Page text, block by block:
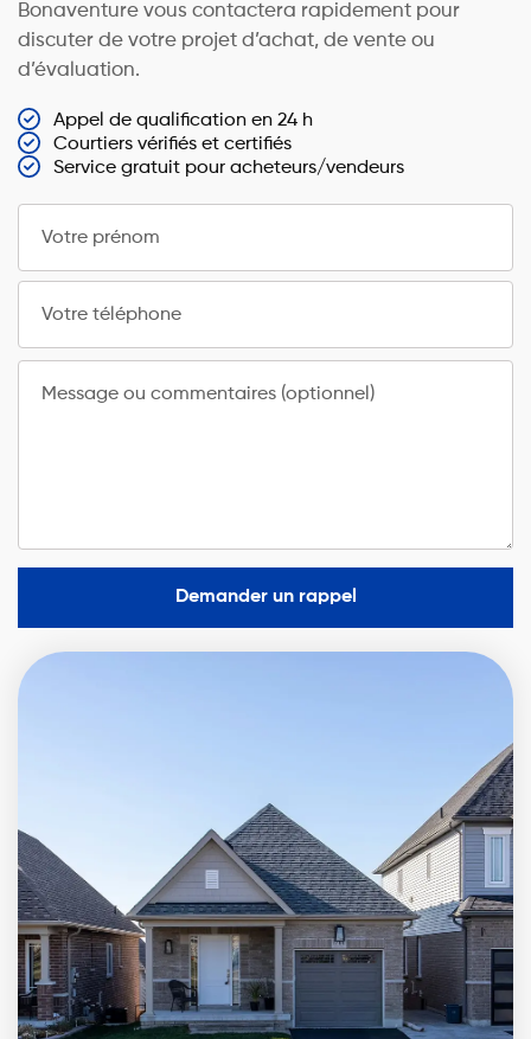
Bonaventure vous contactera rapidement pour
discuter de votre projet d’achat, de vente ou
d’évaluation.
Appel de qualification en 24 h
Courtiers vérifiés et certifiés
Service gratuit pour acheteurs/vendeurs
Votre prénom
Votre téléphone
Message ou commentaires (optionnel)
Demander un rappel